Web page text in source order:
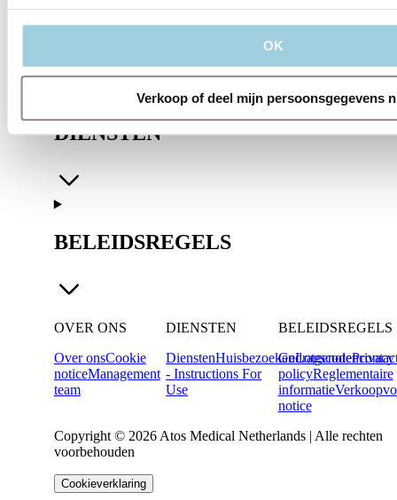
OK
Verkoop of deel mijn persoonsgegevens
OVER ONS
DIENSTEN
BELEIDSREGELS
OVER ONS
Over onsCookie
noticeManagement
team
DIENSTEN
DienstenHuisbezoeken
- Instructions For
Use
BELEIDSREGELS
GedragscodePrivacy
policyReglementaire
informatie
notice
Copyright © 2026 Atos Medical Netherlands | Alle rechten
voorbehouden
Cookieverklaring